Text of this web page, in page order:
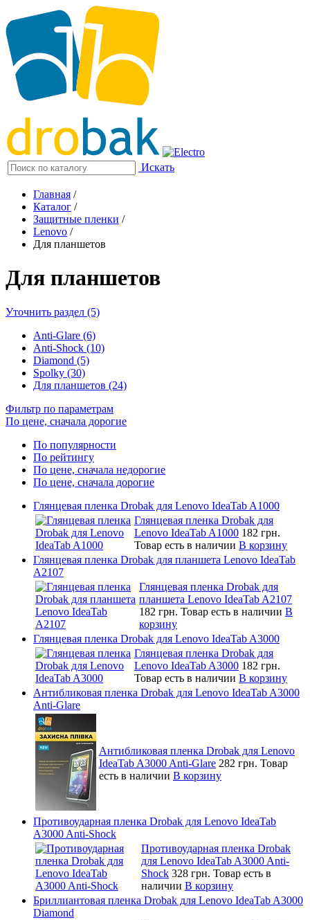
Искать
Главная /
Каталог /
Защитные пленки /
Lenovo /
Для планшетов
Для планшетов
Уточнить раздел (5)
Anti-Glare (6)
Anti-Shock (10)
Diamond (5)
Spolky (30)
Для планшетов (24)
Фильтр по параметрам
По цене, сначала дорогие
По популярности
По рейтингу
По цене, сначала недорогие
По цене, сначала дорогие
Глянцевая пленка Drobak для Lenovo IdeaTab A1000
Глянцевая пленка Drobak для
Lenovo IdeaTab A1000 182 грн.
Товар есть в наличии В корзину
Глянцевая пленка Drobak для планшета Lenovo IdeaTab
A2107
Глянцевая пленка Drobak для
планшета Lenovo IdeaTab A2107
182 грн. Товар есть в наличии В
корзину
Глянцевая пленка Drobak для Lenovo IdeaTab A3000
Глянцевая пленка Drobak для
Lenovo IdeaTab A3000 182 грн.
Товар есть в наличии В корзину
Антибликовая пленка Drobak для Lenovo IdeaTab A3000
Anti-Glare
Антибликовая пленка Drobak для Lenovo
IdeaTab A3000 Anti-Glare 282 грн. Товар
есть в наличии В корзину
Противоударная пленка Drobak для Lenovo IdeaTab
A3000 Anti-Shock
Противоударная пленка Drobak
для Lenovo IdeaTab A3000 Anti-
Shock 328 грн. Товар есть в
наличии В корзину
Бриллиантовая пленка Drobak для Lenovo IdeaTab A3000
Diamond